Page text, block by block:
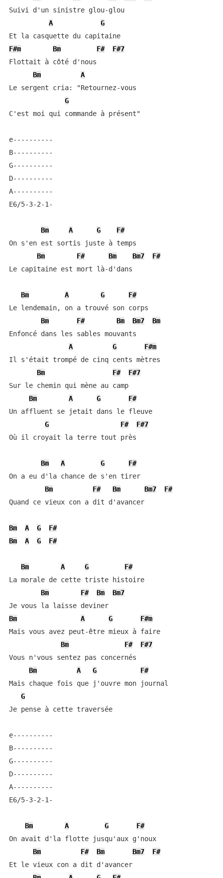
Suivi d'un sinistre glou-glou
A
G
Et la casquette du capitaine
F#m
Bm F#
F#7
Flottait à côté d'nous
Bm
A
Le sergent cria: "Retournez-vous
G
C'est moi qui commande à présent"
e----------
B----------
G----------
D----------
A----------
E6/5-3-2-1-
Bm A G
F#
On s'en est sortis juste à temps
Bm
F# Bm Bm7
F#
Le capitaine est mort là-d'dans
Bm A G
F#
Le lendemain, on a trouvé son corps
Bm
F# Bm Bm7
Bm
Enfoncé dans les sables mouvants
A
G
F#m
Il s'était trompé de cinq cents mètres
Bm
F#
F#7
Sur le chemin qui mène au camp
Bm
A G
F#
Un affluent se jetait dans le fleuve
G
F#
F#7
Où il croyait la terre tout près
Bm A G
F#
On a eu d'la chance de s'en tirer
Bm
F# Bm Bm7
F#
Quand ce vieux con a dit d'avancer
Bm A G
F#
Bm
A G F#
Bm A G
F#
La morale de cette triste histoire
Bm
F# Bm
Bm7
Je vous la laisse deviner
Bm
A G
F#m
Mais vous avez peut-être mieux à faire
Bm
F#
F#7
Vous n'vous sentez pas concernés
Bm
A G
F#
Mais chaque fois que j'ouvre mon journal
G
Je pense à cette traversée
e----------
B----------
G----------
D----------
A----------
E6/5-3-2-1-
Bm A G
F#
On avait d'la flotte jusqu'aux g'noux
Bm
F# Bm Bm7
F#
Et le vieux con a dit d'avancer